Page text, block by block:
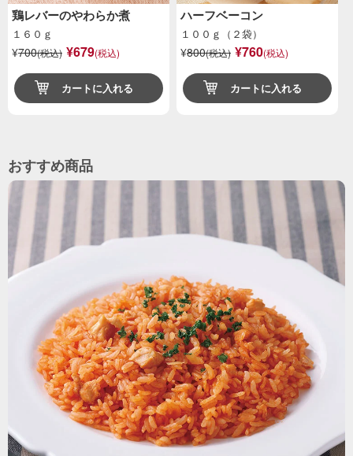
鶏レバーのやわらか煮
１６０ｇ
¥700(税込) ¥679(税込)
カートに入れる
ハーフベーコン
１００ｇ（２袋）
¥800(税込) ¥760(税込)
カートに入れる
おすすめ商品